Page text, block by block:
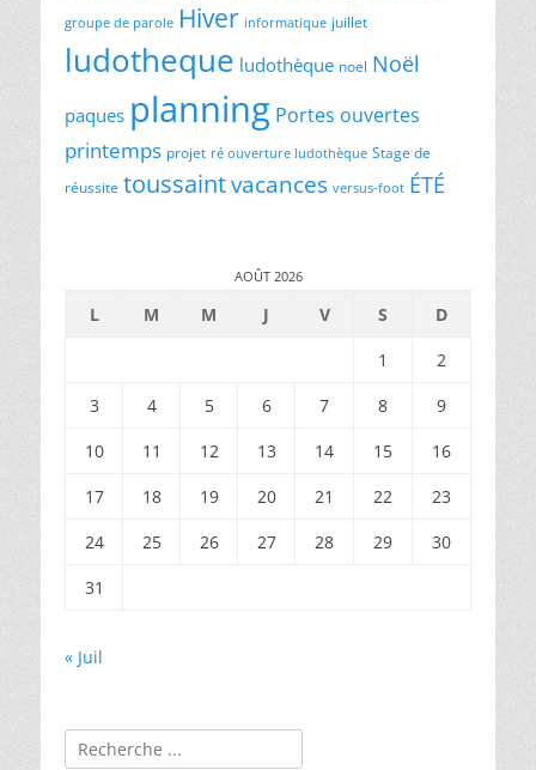
groupe de parole Hiver informatique juillet
ludotheque ludothèque noel Noël
paques planning Portes ouvertes
printemps projet ré ouverture ludothèque Stage de
réussite toussaintvacances versus-foot ÉTÉ
AOÛT 2026
L M M J V S
D
1
2
3
4 5 6 7 8
9
10
11 12 13 14 15
16
17
18 19 20 21 22
23
24
25 26 27 28 29
30
31
« Juil
Rechercher :